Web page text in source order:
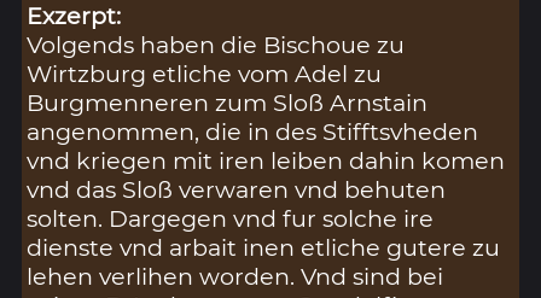
Exzerpt:
Volgends haben die Bischoue zu
Wirtzburg etliche vom Adel zu
Burgmenneren zum Sloß Arnstain
angenommen, die in des Stifftsvheden
vnd kriegen mit iren leiben dahin komen
vnd das Sloß verwaren vnd behuten
solten. Dargegen vnd fur solche ire
dienste vnd arbait inen etliche gutere zu
lehen verlihen worden. Vnd sind bei